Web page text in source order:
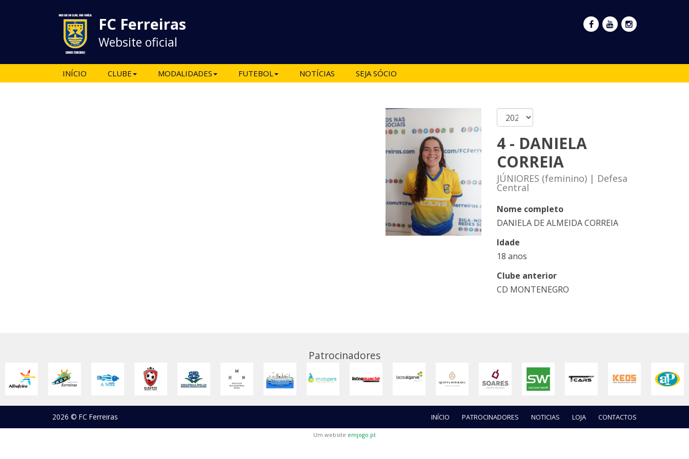
FC Ferreiras
Website oficial
INÍCIO CLUBE MODALIDADES FUTEBOL NOTÍCIAS SEJA SÓCIO
4 - DANIELA
CORREIA
JÚNIORES (feminino) | Defesa
Central
Nome completo
DANIELA DE ALMEIDA CORREIA
Idade
18 anos
Clube anterior
CD MONTENEGRO
Patrocinadores
2026 © FC Ferreiras INÍCIO PATROCINADORES NOTICIAS LOJA CONTACTOS
Um website emjogo.pt